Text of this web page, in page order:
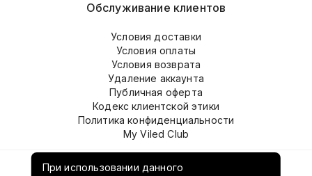
При использовании данного
О компании
Обслуживание клиентов
Условия доставки
Условия оплаты
Условия возврата
Удаление аккаунта
Публичная оферта
Кодекс клиентской этики
Политика конфиденциальности
My Viled Club